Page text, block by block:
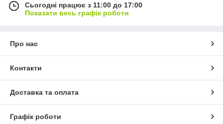
Сьогодні працює з 11:00 до 17:00
Показати весь графік роботи
Про нас
Контакти
Доставка та оплата
Графік роботи